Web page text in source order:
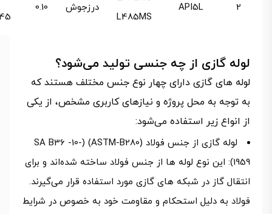
2
API5L
L485MS
درزجوش 0.10
لوله گازی از چه جنسی تولید می‌شود؟
لوله‌ های گازی دارای چهار نوع جنس مختلف هستند که
به توجه به محل پروژه و نیازهای کاربری مشخص، از یکی
از انواع زیر استفاده می‌شود:
لوله گازی از جنس فولاد (ASTM-B280) (SA B36 -10-
1959): این نوع لوله‌ ها از جنس فولاد ساخته شده‌اند و برای
انتقال گاز در شبکه‌ های گازی مورد استفاده قرار می‌گیرند.
فولاد به دلیل استحکام و مقاومت خود به خصوص در شرایط